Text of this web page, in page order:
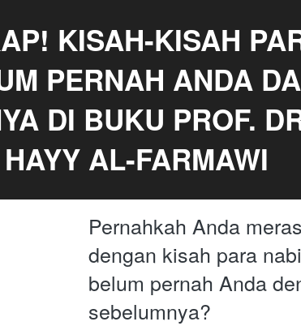
KISAH-KISAH
PERNAH ANDA
DI BUKU PROF.
HAYY AL-FARMAWI
Pernahkah Anda
dengan kisah para
belum pernah Anda
sebelumnya?